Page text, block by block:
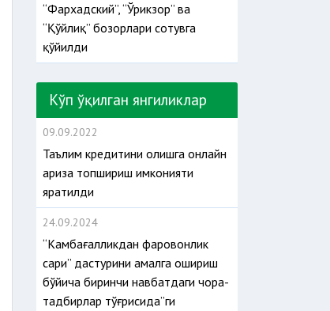
“Фархадский”, “Ўрикзор” ва
“Қўйлиқ” бозорлари сотувга
қўйилди
Кўп ўқилган янгиликлар
09.09.2022
Таълим кредитини олишга онлайн
ариза топшириш имконияти
яратилди
24.09.2024
“Камбағалликдан фаровонлик
сари” дастурини амалга ошириш
бўйича биринчи навбатдаги чора-
тадбирлар тўғрисида”ги